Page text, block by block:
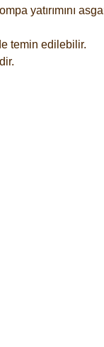
yatırımını
temin edilebilir.